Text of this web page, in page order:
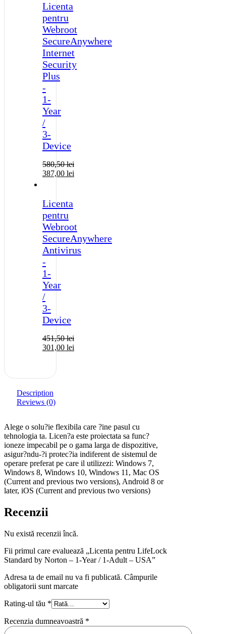
Licenta
pentru
Webroot
SecureAnywhere
Internet
Security
Plus
-
1-
Year
/
3-
Device
580,50lei
387,00 lei
Licenta
pentru
Webroot
SecureAnywhere
Antivirus
-
1-
Year
/
3-
Device
451,50lei
301,00 lei
Description
Reviews (0)
Alege o solu?ie flexibila care ?ine pasul cu
tehnologia ta. Licen?a este proiectata sa func?
ioneze impecabil pe o gama larga de dispozitive,
asigur?ndu-?i protec?ia indiferent de sistemul de
operare preferat pe care il utilizezi: Windows 7,
Windows 8, Windows 10, Windows 11, Mac OS
(Current and previous two versions), Android 8 or
later, iOS (Current and previous two versions)
Recenzii
Nu există recenzii încă.
Fii primul care evaluează „Licenta pentru LifeLock
Standard by Norton – 1-Year / 1-Adult – USA”
Adresa ta de email nu va fi publicată. Câmpurile
obligatorii sunt marcate
Rating-ul tău *
Recenzia dumneavoastră *